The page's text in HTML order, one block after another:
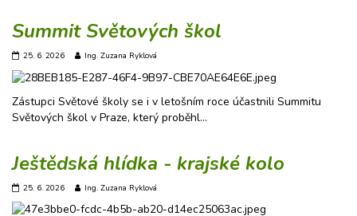
Summit Světových škol
25. 6. 2026 Ing. Zuzana Ryklová
Zástupci Světové školy se i v letošním roce účastnili Summitu
Světových škol v Praze, který proběhl…
Ještědská hlídka - krajské kolo
25. 6. 2026 Ing. Zuzana Ryklová